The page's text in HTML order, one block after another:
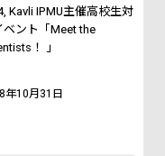
Kavli IPMU主催高校生対
ベント「Meet the
！ 」
年10月31日